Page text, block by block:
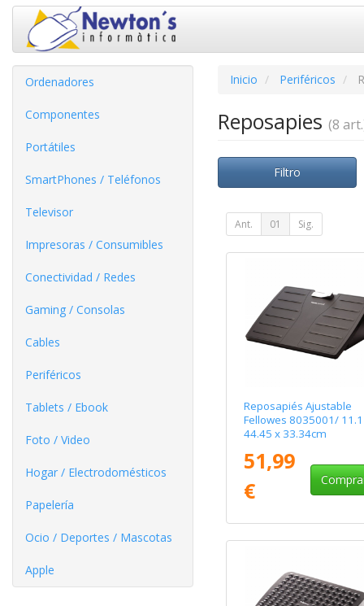
Ordenadores
Componentes
Portátiles
SmartPhones / Teléfonos
Televisor
Impresoras / Consumibles
Conectividad / Redes
Gaming / Consolas
Cables
Periféricos
Tablets / Ebook
Foto / Video
Hogar / Electrodomésticos
Papelería
Ocio / Deportes / Mascotas
Apple
Inicio Periféricos
Reposapies (8
Filtro
Ant. 01 Sig.
Reposapiés Ajustable
Fellowes 8035001/
44.45 x 33.34cm
51,99
€